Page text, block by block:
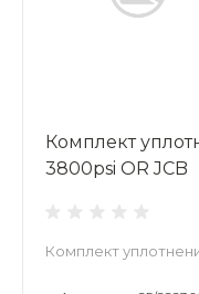
Комплект
3800psi OR JCB
Комплект